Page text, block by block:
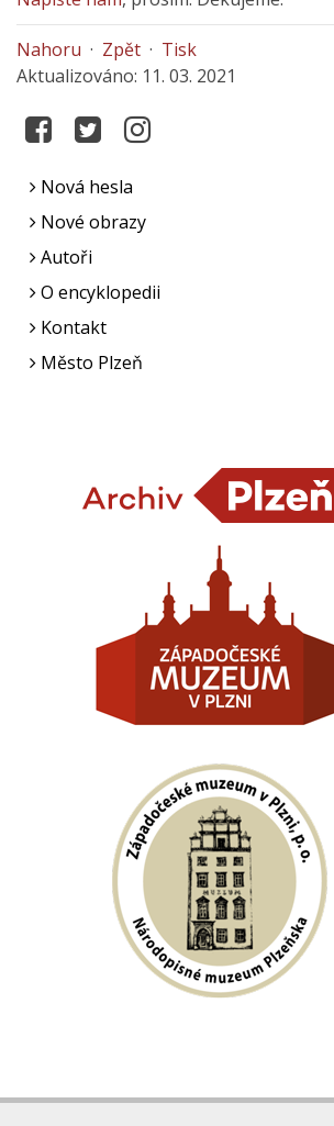
Nahoru · Zpět · Tisk
Aktualizováno: 11. 03. 2021
Nová hesla
Nové obrazy
Autoři
O encyklopedii
Kontakt
Město Plzeň